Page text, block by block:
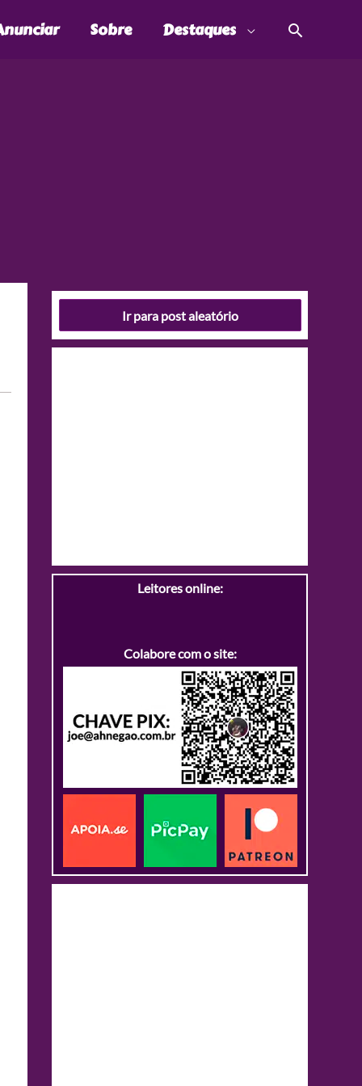
Sobre Destaques
Ir para post aleatório
Leitores online:
Colabore com o site: